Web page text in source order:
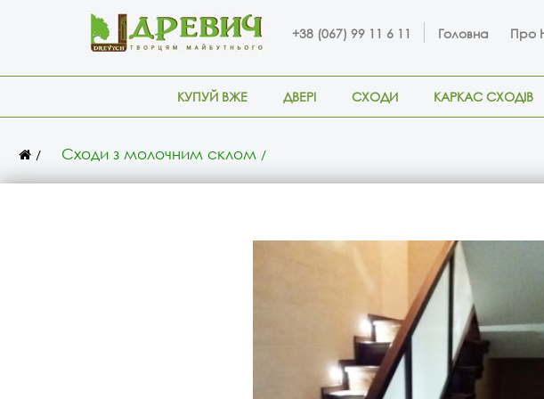
+38 (067) 99 11 6 11 Головна Про
КУПУЙ ВЖЕ ДВЕРІ СХОДИ КАРКАС СХОДІВ
Сходи з молочним склом